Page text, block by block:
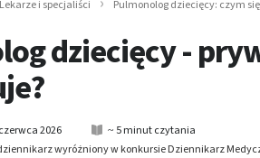
Lekarze i specjaliści Pulmonolog dziecięcy: czym
dziecięcy -
2026
~ 5 minut czytania
wyróżniony w konkursie Dziennikarz